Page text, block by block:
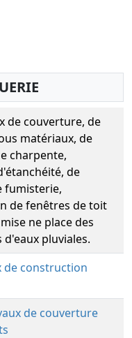
de couverture, de
matériaux, de
charpente,
de
fumisterie,
de fenêtres de toit
ne place des
d'eaux pluviales.
de construction
de couverture